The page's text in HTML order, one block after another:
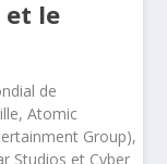
et le
de
Atomic
Group),
Studios et Cyber